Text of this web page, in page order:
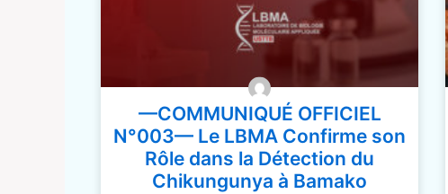
—COMMUNIQUÉ OFFICIEL
N°003— Le LBMA Confirme son
Rôle dans la Détection du
Chikungunya à Bamako